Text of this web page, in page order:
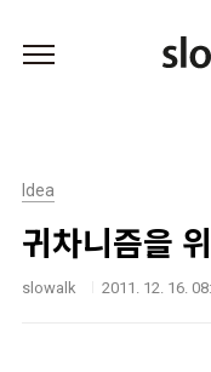
Idea
귀차니즘을
slowalk 2011. 12. 16.